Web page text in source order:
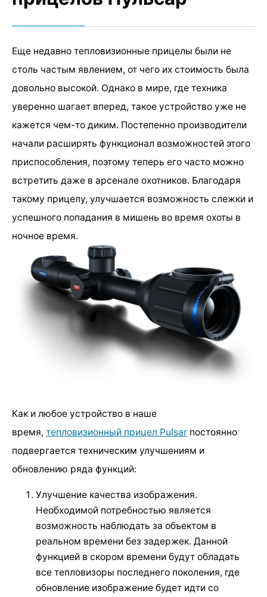
Еще недавно тепловизионные прицелы были не
столь частым явлением, от чего их стоимость была
довольно высокой. Однако в мире, где техника
уверенно шагает вперед, такое устройство уже не
кажется чем-то диким. Постепенно производители
начали расширять функционал возможностей этого
приспособления, поэтому теперь его часто можно
встретить даже в арсенале охотников. Благодаря
такому прицелу, улучшается возможность слежки и
успешного попадания в мишень во время охоты в
ночное время.
Как и любое устройство в наше
время, тепловизионный прицел Pulsar постоянно
подвергается техническим улучшениям и
обновлению ряда функций:
Улучшение качества изображения.
Необходимой потребностью является
возможность наблюдать за объектом в
реальном времени без задержек. Данной
функцией в скором времени будут обладать
все тепловизоры последнего поколения, где
обновление изображение будет идти со